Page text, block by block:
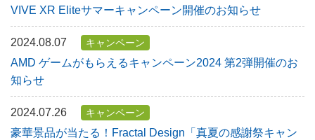
VIVE XR Eliteサマーキャンペーン開催のお知らせ
2024.08.07 キャンペーン
AMD ゲームがもらえるキャンペーン2024 第2弾開催のお
知らせ
2024.07.26 キャンペーン
豪華景品が当たる！Fractal Design「真夏の感謝祭キャン